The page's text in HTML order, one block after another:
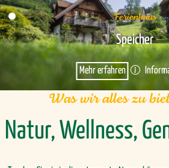
Ferienhaus
Speicher
Mehr erfahren
Was wir alles zu
Natur, Wellness,